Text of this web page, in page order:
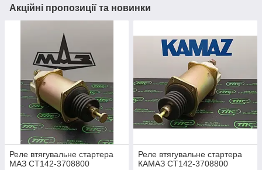
Акційні пропозиції та новинки
Реле втягувальне стартера
МАЗ СТ142-3708800
Реле втягувальне стартера
КАМАЗ СТ142-3708800